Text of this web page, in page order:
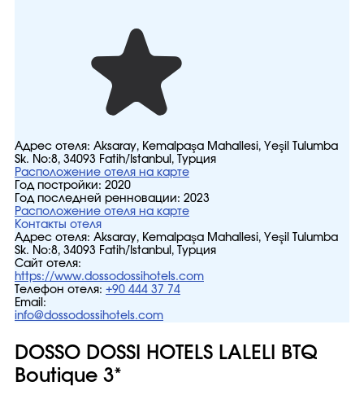
Адрес отеля: Aksaray, Kemalpaşa Mahallesi, Yeşil Tulumba
Sk. No:8, 34093 Fatih/İstanbul, Турция
Расположение отеля на карте
Год постройки: 2020
Год последней ренновации: 2023
Расположение отеля на карте
Контакты отеля
Адрес отеля: Aksaray, Kemalpaşa Mahallesi, Yeşil Tulumba
Sk. No:8, 34093 Fatih/İstanbul, Турция
Сайт отеля:
https://www.dossodossihotels.com
Телефон отеля: +90 444 37 74
Email:
info@dossodossihotels.com
DOSSO DOSSI HOTELS LALELI BTQ
Boutique 3*